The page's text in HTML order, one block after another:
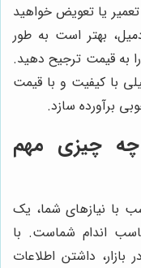
یا تعویض خواهید
بهتر است به طور
به قیمت ترجیح دهید.
با کیفیت و با قیمت
برآورده سازد.
چه چیزی مهم
با نیازهای شما، یک
اندام شماست. با
داشتن اطلاعات